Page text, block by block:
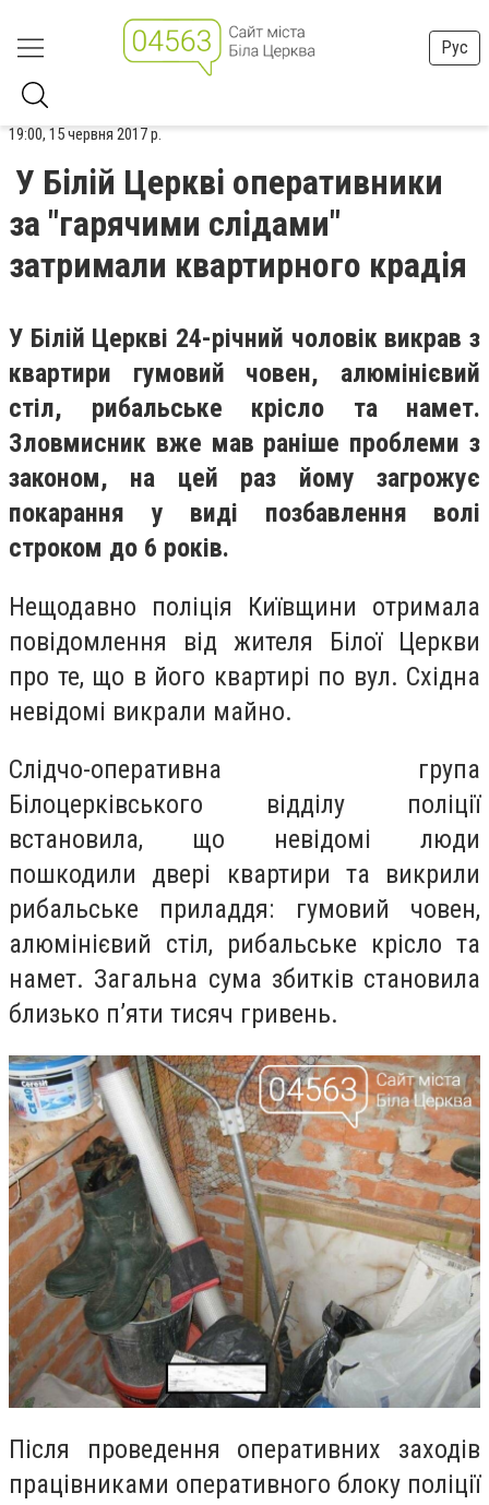
Рус
19:00, 15 червня 2017 р.
У Білій Церкві оперативники
за "гарячими слідами"
затримали квартирного крадія
У Білій Церкві 24-річний чоловік викрав з
квартири гумовий човен, алюмінієвий
стіл, рибальське крісло та намет.
Зловмисник вже мав раніше проблеми з
законом, на цей раз йому загрожує
покарання у виді позбавлення волі
строком до 6 років.
Нещодавно поліція Київщини отримала
повідомлення від жителя Білої Церкви
про те, що в його квартирі по вул. Східна
невідомі викрали майно.
Слідчо-оперативна група
Білоцерківського відділу поліції
встановила, що невідомі люди
пошкодили двері квартири та викрили
рибальське приладдя: гумовий човен,
алюмінієвий стіл, рибальське крісло та
намет. Загальна сума збитків становила
близько п’яти тисяч гривень.
Після проведення оперативних заходів
працівниками оперативного блоку поліції